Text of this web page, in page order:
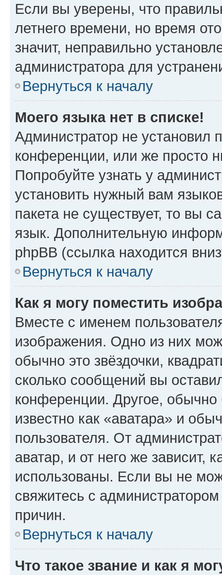
Если вы уверены, что
летнего времени, но время
значит, неправильно
администратора для
Вернуться к началу
Моего языка нет в списке!
Администратор не установил
конференции, или же просто
Попробуйте узнать у
установить нужный вам
пакета не существует, то вы
язык. Дополнительную
phpBB (ссылка находится
Вернуться к началу
Как я могу поместить
Вместе с именем
изображения. Одно из них
обычно это звёздочки,
сколько сообщений вы
конференции. Другое,
известно как «аватара» и
пользователя. От
аватар, и от него же зависит,
использованы. Если вы не
свяжитесь с
причин.
Вернуться к началу
Что такое звание и как я